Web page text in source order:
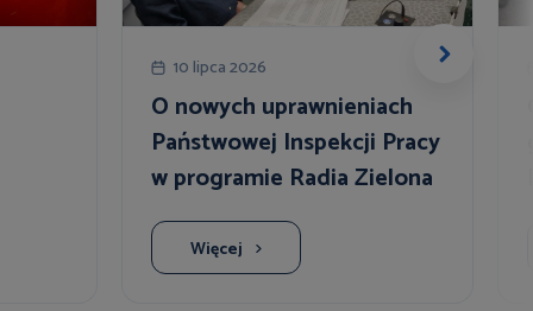
10 lipca 2026
O nowych uprawnieniach
Państwowej Inspekcji Pracy
w programie Radia Zielona
Góra
Więcej